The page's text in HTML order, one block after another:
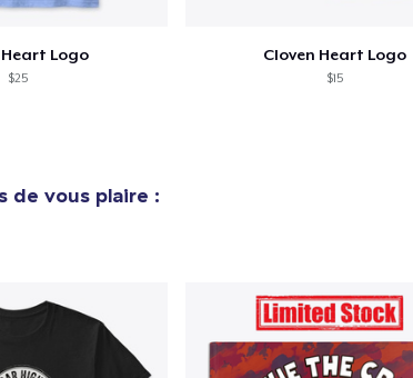
Heart Logo
$25
Cloven Heart Logo
$15
de vous plaire :